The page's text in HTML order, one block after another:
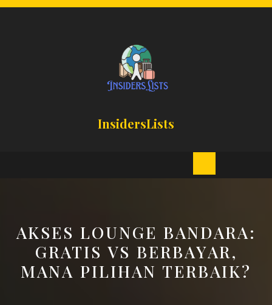
Skip
InsidersLists
AKSES LOUNGE BANDARA:
GRATIS VS BERBAYAR,
MANA PILIHAN TERBAIK?